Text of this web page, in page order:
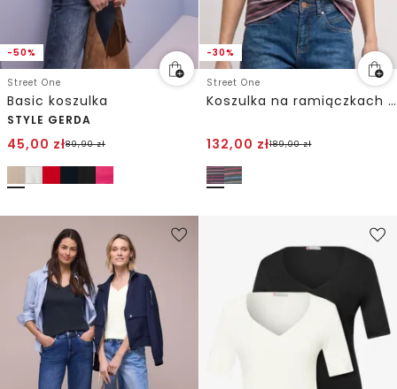
-50%
Street One
Basic koszulka
STYLE GERDA
45,00 zł89,90zł
-30%
Street One
Koszulka na ramiączkach w paski
132,00 zł189,00zł